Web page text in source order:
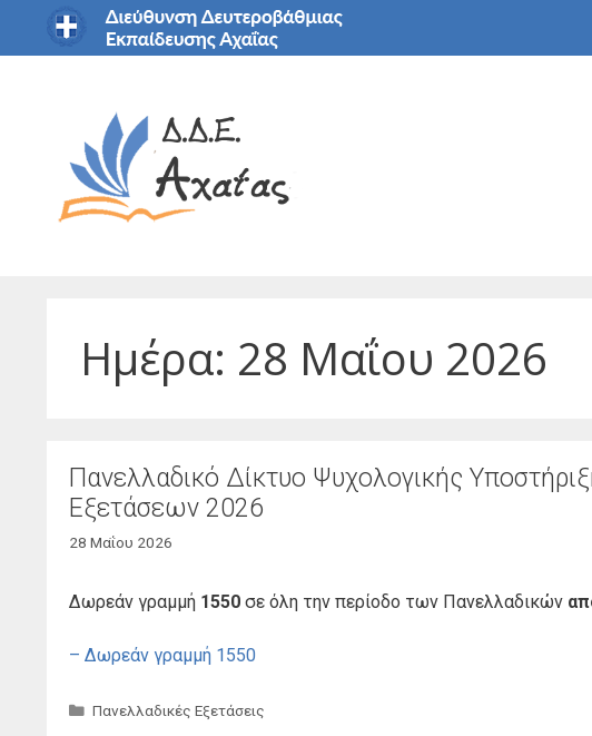
Μετάβαση
Ημέρα: 28 Μαΐου 2026
Πανελλαδικό Δίκτυο Ψυχολογικής
Εξετάσεων 2026
28 Μαΐου 2026
Δωρεάν γραμμή 1550 σε όλη την περίοδο των Πανελλαδικών
– Δωρεάν γραμμή 1550
Κατηγορίες
Πανελλαδικές Εξετάσεις